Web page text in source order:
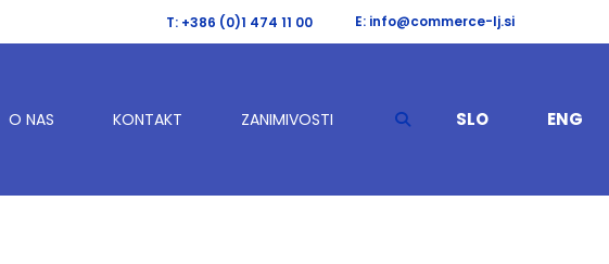
T: +386 (0)1 474 11 00 E: info@commerce-lj.si
O NAS KONTAKT ZANIMIVOSTI SLO ENG